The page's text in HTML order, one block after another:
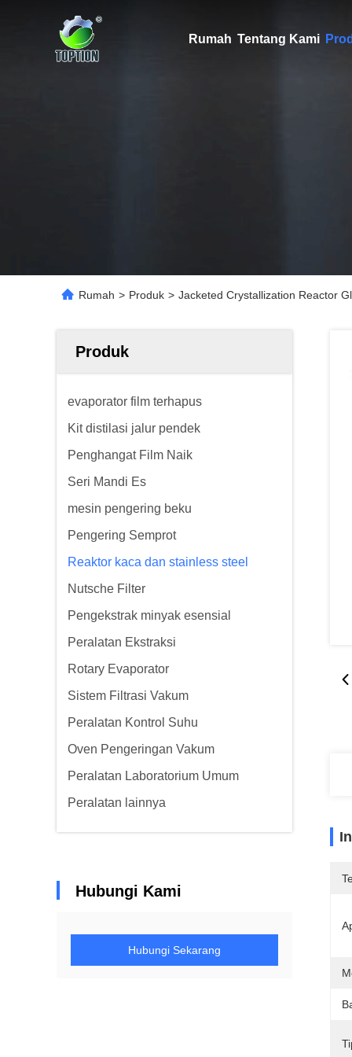
Rumah Tentang Kami
Rumah > Produk > Jacketed Crystallization Reactor
Produk
evaporator film terhapus
Kit distilasi jalur pendek
Penghangat Film Naik
Seri Mandi Es
mesin pengering beku
Pengering Semprot
Reaktor kaca dan stainless steel
Nutsche Filter
Pengekstrak minyak esensial
Peralatan Ekstraksi
Rotary Evaporator
Sistem Filtrasi Vakum
Peralatan Kontrol Suhu
Oven Pengeringan Vakum
Peralatan Laboratorium Umum
Peralatan lainnya
Hubungi Kami
Hubungi Sekarang